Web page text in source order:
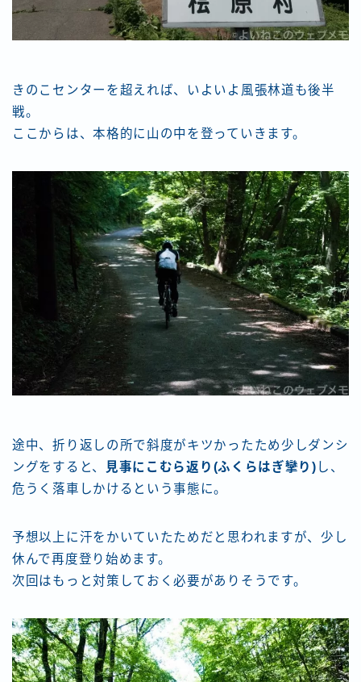
きのこセンターを超えれば、いよいよ風張林道も後半
戦。
ここからは、本格的に山の中を登っていきます。
途中、折り返しの所で斜度がキツかったため少しダンシ
ングをすると、
見事にこむら返り(ふくらはぎ攣り) し、
危うく落車しかけるという事態に。
予想以上に汗をかいていたためだと思われますが、少し
休んで再度登り始めます。
次回はもっと対策しておく必要がありそうです。